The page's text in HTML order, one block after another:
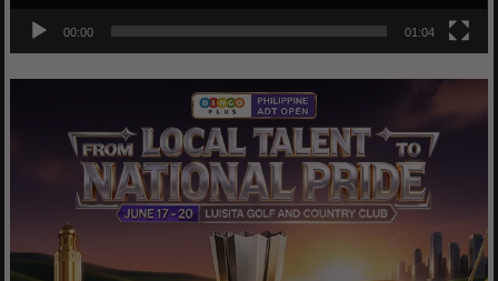
00:00 01:04